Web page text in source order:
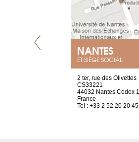
NANTES
ET SIÈGE SOCIAL
2 ter, rue des Olivettes
CS33221
44032 Nantes Cedex 1
France
Tel : +33 2 52 20 20 45